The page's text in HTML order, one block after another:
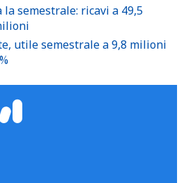
la semestrale: ricavi a 49,5
utile semestrale a 9,8 milioni